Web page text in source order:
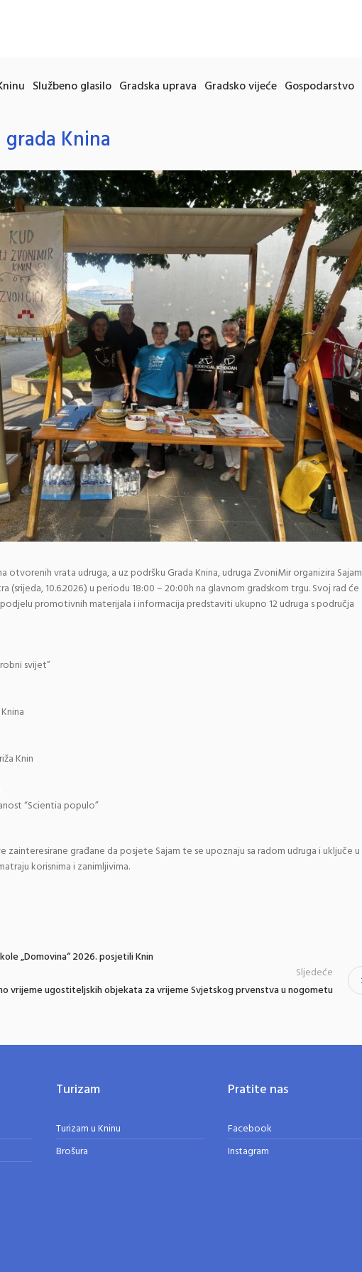
Službeno glasilo Gradska uprava Gradsko vijeće Gospodarstvo
Knina
otvorenih vrata udruga, a uz podršku Grada Knina, udruga ZvoniMir organizira Sajam
(srijeda, 10.6.2026.) u periodu 18:00 – 20:00h na glavnom gradskom trgu. Svoj rad će
promotivnih materijala i informacija predstaviti ukupno 12 udruga s područja
svijet”
Knin
“Scientia populo”
građane da posjete Sajam te se upoznaju sa radom udruga i uključe u
korisnima i zanimljivima.
„Domovina“ 2026. posjetili Knin
vrijeme ugostiteljskih objekata za vrijeme Svjetskog prvenstva u nogometu
Sljedeće
Turizam
Turizam u Kninu
Brošura
Pratite nas
Facebook
Instagram